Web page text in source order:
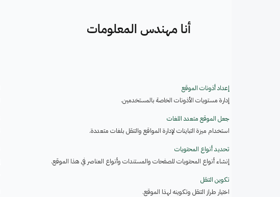
أنا مهندس المعلومات
إعداد أذونات الموقع
إدارة مستويات الأذونات الخاصة بالمستخدمين.
جعل الموقع متعدد اللغات
استخدام ميزة التباينات لإدارة المواقع والتنقل بلغات متعددة.
تحديد أنواع المحتويات
إنشاء أنواع المحتويات للصفحات والمستندات وأنواع العناصر في هذا الموقع.
تكوين التنقل
اختيار طراز التنقل وتكوينه لهذا الموقع.